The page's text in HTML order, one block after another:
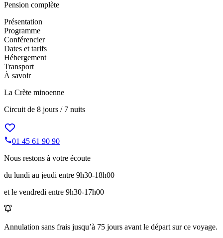
Pension complète
Présentation
Programme
Conférencier
Dates et tarifs
Hébergement
Transport
À savoir
La Crète minoenne
Circuit de 8 jours / 7 nuits
01 45 61 90 90
Nous restons à votre écoute
du lundi au jeudi entre 9h30-18h00
et le vendredi entre 9h30-17h00
Annulation sans frais jusqu’à 75 jours avant le départ sur ce voyage.